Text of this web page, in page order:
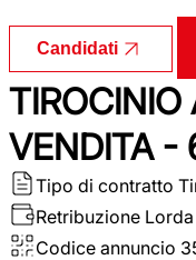
Candidati
TIROCINIO
VENDITA -
Tipo di contratto
Retribuzione Lorda
Codice annuncio